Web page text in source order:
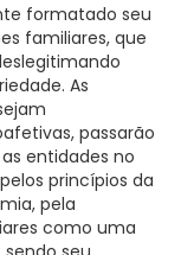
formatado seu
familiares, que
As
passarão
entidades no
princípios da
pela
como uma